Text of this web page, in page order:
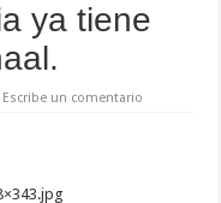
ya tiene
Escribe un comentario